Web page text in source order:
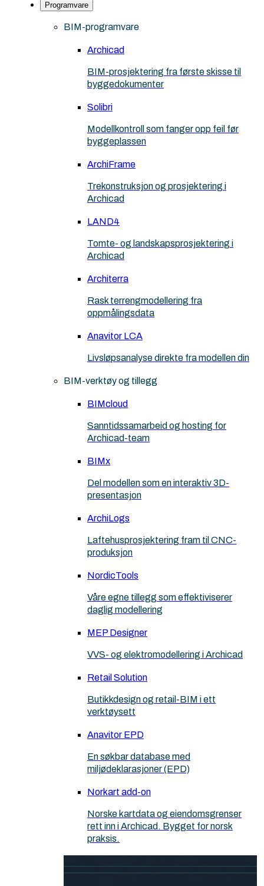
Programvare
BIM-programvare
Archicad
BIM-prosjektering fra første skisse til
byggedokumenter
Solibri
Modellkontroll som fanger opp feil før
byggeplassen
ArchiFrame
Trekonstruksjon og prosjektering i
Archicad
LAND4
Tomte- og landskapsprosjektering i
Archicad
Architerra
Rask terrengmodellering fra
oppmålingsdata
Anavitor LCA
Livsløpsanalyse direkte fra modellen din
BIM-verktøy og tillegg
BIMcloud
Sanntidssamarbeid og hosting for
Archicad-team
BIMx
Del modellen som en interaktiv 3D-
presentasjon
ArchiLogs
Laftehusprosjektering fram til CNC-
produksjon
NordicTools
Våre egne tillegg som effektiviserer
daglig modellering
MEP Designer
VVS- og elektromodellering i Archicad
Retail Solution
Butikkdesign og retail-BIM i ett
verktøysett
Anavitor EPD
En søkbar database med
miljødeklarasjoner (EPD)
Norkart add-on
Norske kartdata og eiendomsgrenser
rett inn i Archicad. Bygget for norsk
praksis.